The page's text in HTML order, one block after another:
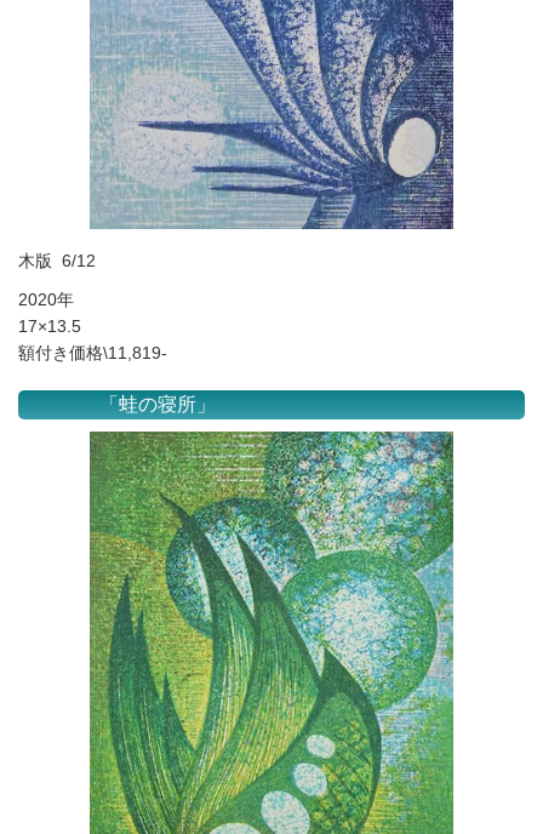
木版 6/12
2020年
17×13.5
額付き価格\11,819-
「蛙の寝所」